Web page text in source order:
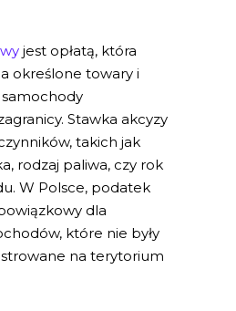
jest opłatą, która
określone towary i
samochody
Stawka akcyzy
takich jak
rodzaj paliwa, czy rok
W Polsce, podatek
dla
które nie były
na terytorium